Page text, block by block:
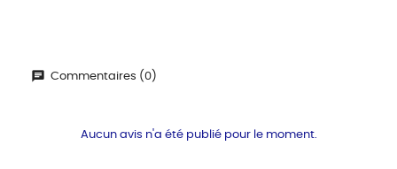
Commentaires (0)
Aucun avis n'a été publié pour le moment.